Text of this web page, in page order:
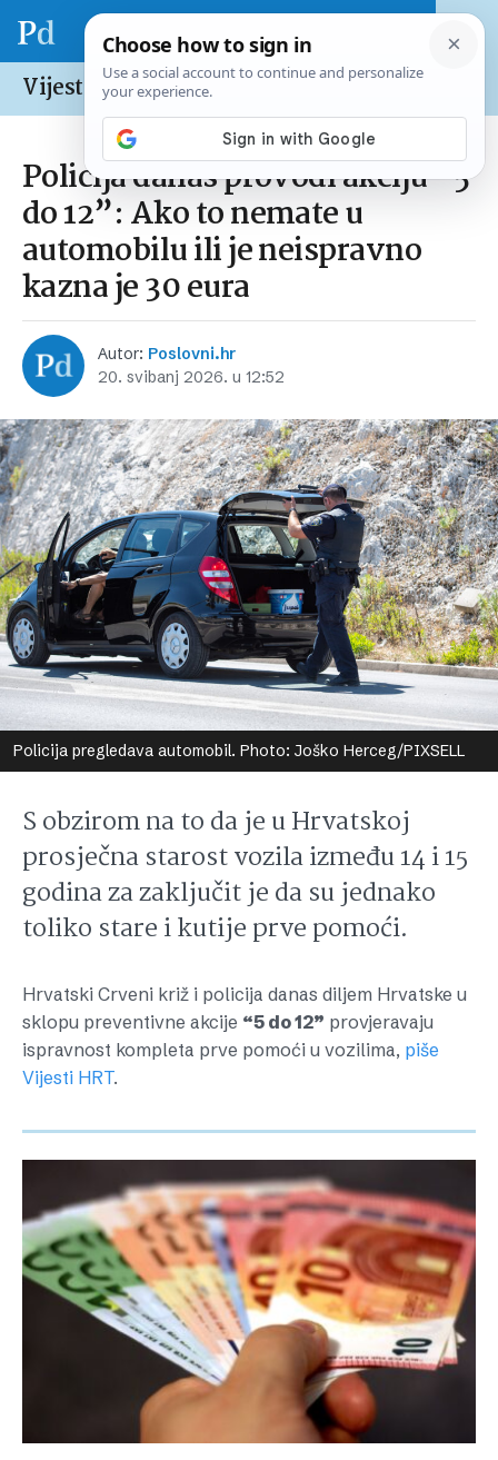
Vijesti /Hrvatska
Policija danas provodi akciju “5
do 12”: Ako to nemate u
automobilu ili je neispravno
kazna je 30 eura
Autor: Poslovni.hr
20. svibanj 2026. u 12:52
Policija pregledava automobil. Photo: Joško Herceg/PIXSELL
S obzirom na to da je u Hrvatskoj
prosječna starost vozila između 14 i 15
godina za zaključit je da su jednako
toliko stare i kutije prve pomoći.
Hrvatski Crveni križ i policija danas diljem Hrvatske u
sklopu preventivne akcije “5 do 12” provjeravaju
ispravnost kompleta prve pomoći u vozilima, piše
Vijesti HRT.